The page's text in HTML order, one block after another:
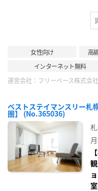
女性向け 高
インターネット無料
運営会社： フリーベース株式会社
ベストステイマンスリー札
圏】 (No.365036)